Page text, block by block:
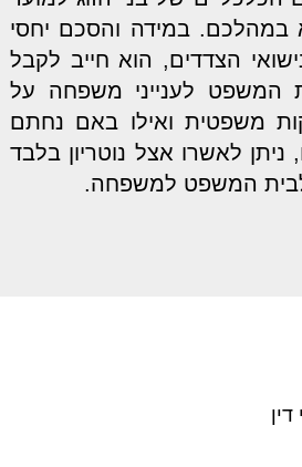
במהלכם. במידה והסכם יחסי
הצדדים, הוא חייב לקבל
המשפט לענייני משפחה על
משפטית ואילו באם נחתם
ניתן לאשרו אצל נוטריון בלבד
לבית המשפט למשפחה.